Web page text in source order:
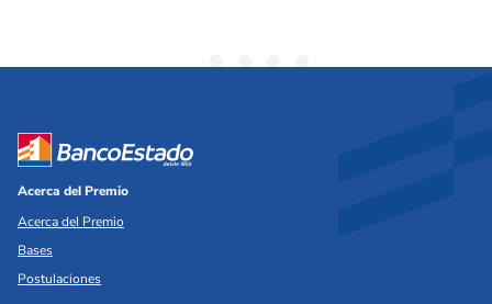
Acerca del Premio
Acerca del Premio
Bases
Postulaciones